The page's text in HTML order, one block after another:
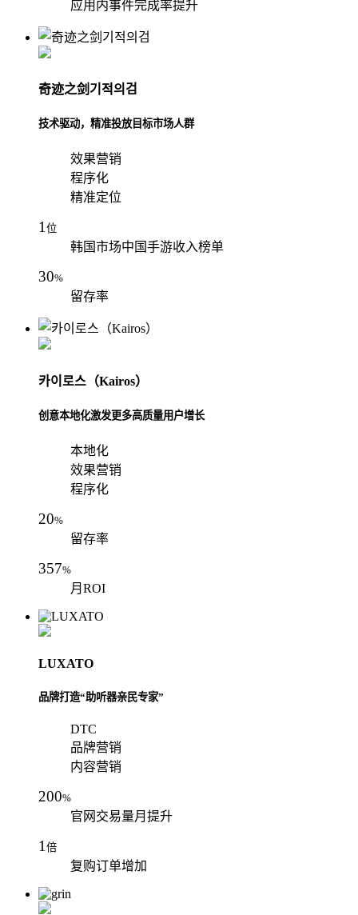
应用内事件完成率提升
奇迹之剑기적의검
技术驱动，精准投放目标市场人群
效果营销
程序化
精准定位
1位
韩国市场中国手游收入榜单
30%
留存率
카이로스（Kairos）
创意本地化激发更多高质量用户增长
本地化
效果营销
程序化
20%
留存率
357%
月ROI
LUXATO
品牌打造“助听器亲民专家”
DTC
品牌营销
内容营销
200%
官网交易量月提升
1 倍
复购订单增加